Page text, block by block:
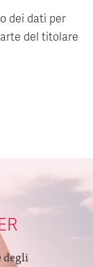
dei dati per
del titolare
degli